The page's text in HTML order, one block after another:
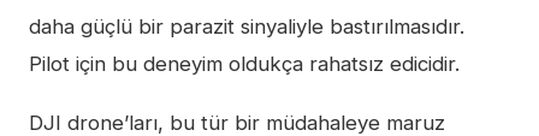
daha güçlü bir parazit sinyaliyle bastırılmasıdır.
Pilot için bu deneyim oldukça rahatsız edicidir.
DJI drone’ları, bu tür bir müdahaleye maruz